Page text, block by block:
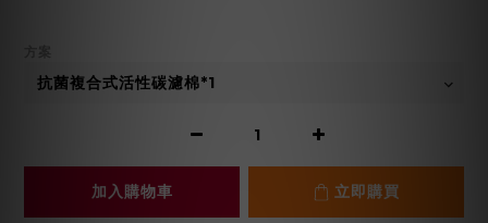
加入購物車 立即購買